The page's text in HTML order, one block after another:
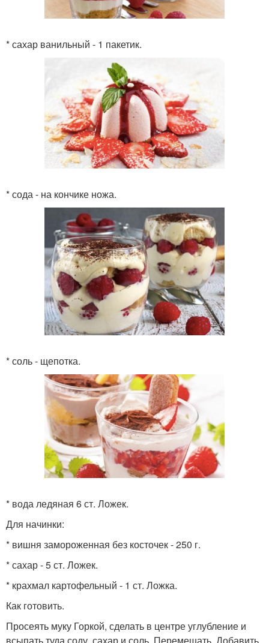
* сахар ванильный - 1 пакетик.
* сода - на кончике ножа.
* соль - щепотка.
* вода ледяная 6 ст. Ложек.
Для начинки:
* вишня замороженная без косточек - 250 г.
* сахар - 5 ст. Ложек.
* крахмал картофельный - 1 ст. Ложка.
Как готовить.
Просеять муку Горкой, сделать в центре углубление и